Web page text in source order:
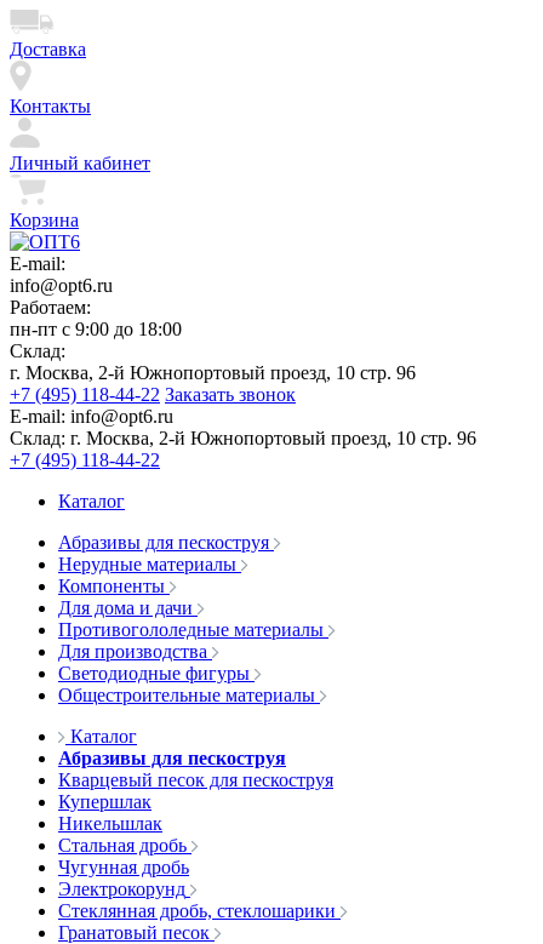
Доставка
Контакты
Личный кабинет
Корзина
E-mail:
info@opt6.ru
Работаем:
пн-пт с 9:00 до 18:00
Склад:
г. Москва, 2-й Южнопортовый проезд, 10 стр. 96
+7 (495) 118-44-22 Заказать звонок
E-mail: info@opt6.ru
Склад: г. Москва, 2-й Южнопортовый проезд, 10 стр. 96
+7 (495) 118-44-22
Каталог
Абразивы для пескоструя
Нерудные материалы
Компоненты
Для дома и дачи
Противогололедные материалы
Для производства
Светодиодные фигуры
Общестроительные материалы
Каталог
Абразивы для пескоструя
Кварцевый песок для пескоструя
Купершлак
Никельшлак
Стальная дробь
Чугунная дробь
Электрокорунд
Стеклянная дробь, стеклошарики
Гранатовый песок